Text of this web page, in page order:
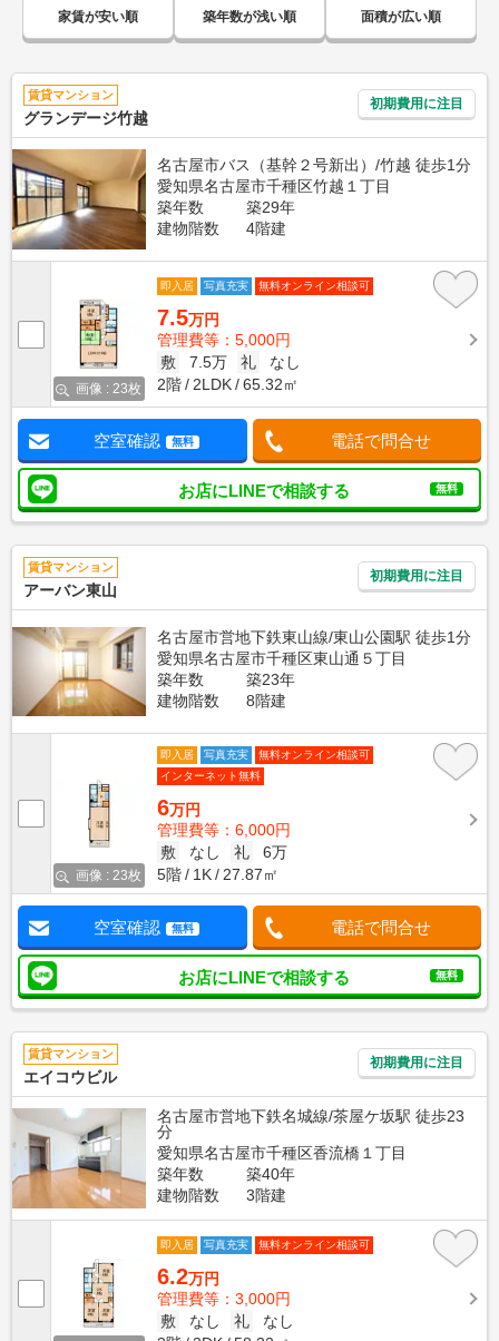
家賃が安い順 築年数が浅い順 面積が広い順
賃貸マンション
グランデージ竹越
初期費用に注目
名古屋市バス（基幹２号新出）/竹越 徒歩1分
愛知県名古屋市千種区竹越１丁目
築年数
築29年
建物階数
4階建
画像 : 23枚
即入居 写真充実 無料オンライン相談可
7.5万円
管理費等：5,000円
敷
7.5万 礼
なし
2階
2LDK 65.32㎡
空室確認 無料 電話で問合せ
お店にLINEで相談する 無料
賃貸マンション
アーバン東山
初期費用に注目
名古屋市営地下鉄東山線/東山公園駅 徒歩1分
愛知県名古屋市千種区東山通５丁目
築年数
築23年
建物階数
8階建
画像 : 23枚
即入居 写真充実
無料オンライン相談可
インターネット無料
6万円
管理費等：6,000円
敷
なし 礼
6万
5階
1K 27.87㎡
空室確認 無料 電話で問合せ
お店にLINEで相談する 無料
賃貸マンション
エイコウビル
初期費用に注目
名古屋市営地下鉄名城線/茶屋ケ坂駅 徒歩23
分
愛知県名古屋市千種区香流橋１丁目
築年数
築40年
建物階数
3階建
即入居 写真充実 無料オンライン相談可
6.2万円
管理費等：3,000円
敷
なし 礼
なし